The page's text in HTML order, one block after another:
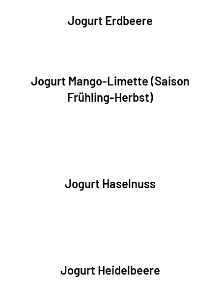
Jogurt Erdbeere
Jogurt Mango-Limette (Saison
Frühling-Herbst)
Jogurt Haselnuss
Jogurt Heidelbeere